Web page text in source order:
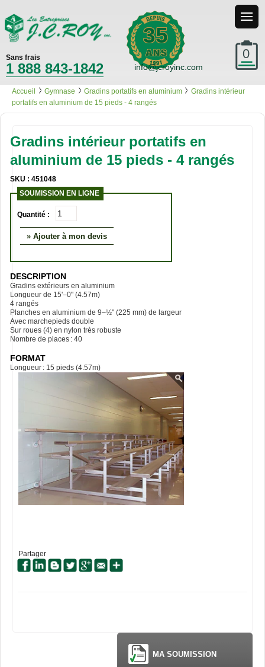
35
0
Sans frais
1 888 843-1842 info@jcroyinc.com
Accueil Gymnase Gradins portatifs en aluminium
Gradins intérieur
portatifs en aluminium de 15 pieds - 4 rangés
Gradins intérieur portatifs en
aluminium de 15 pieds - 4 rangés
SKU : 451048
SOUMISSION EN LIGNE
Quantité :
» Ajouter à mon devis
DESCRIPTION
Gradins extérieurs en aluminium
Longueur de 15'–0" (4.57m)
4 rangés
Planches en aluminium de 9–½" (225 mm) de largeur
Avec marchepieds double
Sur roues (4) en nylon très robuste
Nombre de places : 40
FORMAT
Longueur : 15 pieds (4.57m)
Partager
MA SOUMISSION